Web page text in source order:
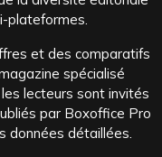
plateformes.
et des comparatifs
spécialisé
lecteurs sont invités
par Boxoffice Pro
données détaillées.